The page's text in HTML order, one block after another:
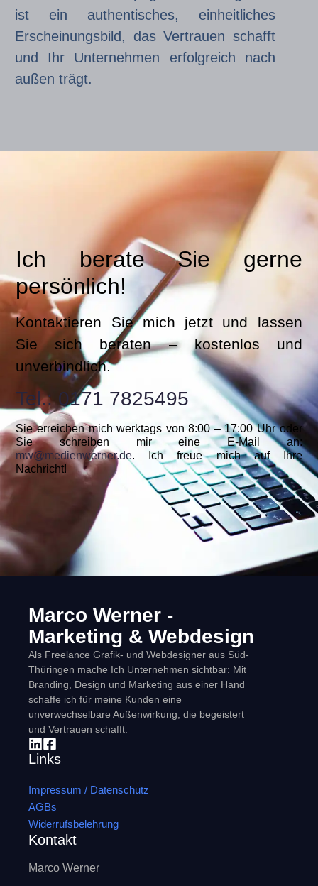
ist ein authentisches, einheitliches
Erscheinungsbild, das Vertrauen schafft
und Ihr Unternehmen erfolgreich nach
außen trägt.
Ich berate Sie gerne
persönlich!
Kontaktieren Sie mich jetzt und lassen
Sie sich beraten – kostenlos und
unverbindlich.
Tel.: 0171 7825495
Sie erreichen mich werktags von 8:00 – 17:00 Uhr oder
Sie schreiben mir eine E-Mail an:
mw@medienwerner.de. Ich freue mich auf Ihre
Nachricht!
Marco Werner -
Marketing & Webdesign
Als Freelance Grafik- und Webdesigner aus Süd-
Thüringen mache Ich Unternehmen sichtbar: Mit
Branding, Design und Marketing aus einer Hand
schaffe ich für meine Kunden eine
unverwechselbare Außenwirkung, die begeistert
und Vertrauen schafft.
Links
Impressum / Datenschutz
AGBs
Widerrufsbelehrung
Kontakt
Marco Werner